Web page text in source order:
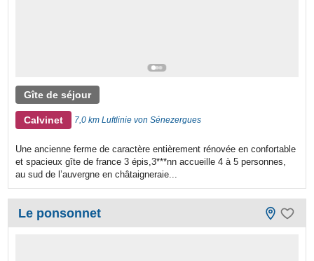
Gîte de séjour
Calvinet 7,0 km Luftlinie von Sénezergues
Une ancienne ferme de caractère entièrement rénovée en confortable
et spacieux gîte de france 3 épis,3***nn accueille 4 à 5 personnes,
au sud de l’auvergne en châtaigneraie...
Le ponsonnet